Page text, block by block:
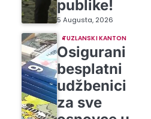
publike!
5 Augusta, 2026
TUZLANSKI KANTON
Osigurani
besplatni
udžbenici
za sve